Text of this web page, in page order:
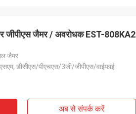
जीपीएस जैमर / अवरोधक EST-808KA2
जैमर
डीसीएस/पीएचएस/3जी/जीपीएस/वाईफाई
अब से संपर्क करें